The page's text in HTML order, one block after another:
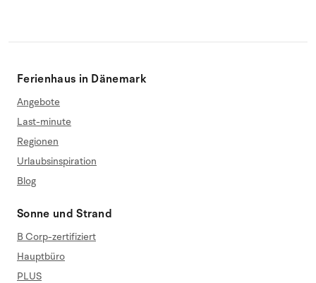
Ferienhaus in Dänemark
Angebote
Last-minute
Regionen
Urlaubsinspiration
Blog
Sonne und Strand
B Corp-zertifiziert
Hauptbüro
PLUS